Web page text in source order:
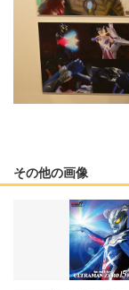
その他の画像